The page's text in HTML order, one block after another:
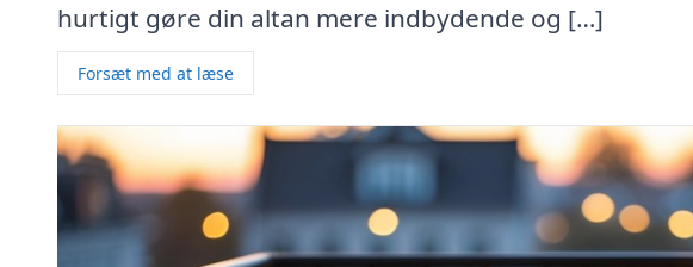
hurtigt gøre din altan mere indbydende og […]
Forsæt med at læse